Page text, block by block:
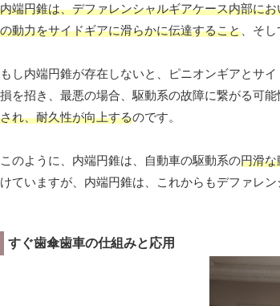
内端円錐は、デファレンシャルギアケース内部に
の動力をサイドギアに滑らかに伝達すること 、そし
もし内端円錐が存在しないと、ピニオンギアとサ
損を招き、最悪の場合、駆動系の故障に繋がる可
され、耐久性が向上するのです。
このように、内端円錐は、自動車の駆動系の円滑な
けていますが、内端円錐は、これからもデファレ
すぐ歯傘歯車の仕組みと応用